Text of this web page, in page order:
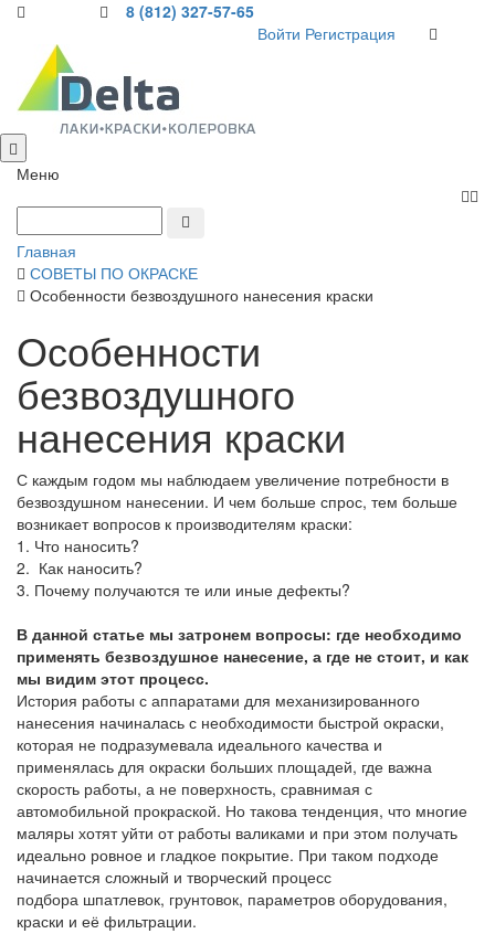
8 (812) 327-57-65
Войти Регистрация
Меню
Главная
СОВЕТЫ ПО ОКРАСКЕ
Особенности безвоздушного нанесения краски
Особенности
безвоздушного
нанесения краски
С каждым годом мы наблюдаем увеличение потребности в
безвоздушном нанесении. И чем больше спрос, тем больше
возникает вопросов к производителям краски:
1. Что наносить?
2. Как наносить?
3. Почему получаются те или иные дефекты?
В данной статье мы затронем вопросы: где необходимо
применять безвоздушное нанесение, а где не стоит, и как
мы видим этот процесс.
История работы с аппаратами для механизированного
нанесения начиналась с необходимости быстрой окраски,
которая не подразумевала идеального качества и
применялась для окраски больших площадей, где важна
скорость работы, а не поверхность, сравнимая с
автомобильной прокраской. Но такова тенденция, что многие
маляры хотят уйти от работы валиками и при этом получать
идеально ровное и гладкое покрытие. При таком подходе
начинается сложный и творческий процесс
подбора шпатлевок, грунтовок, параметров оборудования,
краски и её фильтрации.